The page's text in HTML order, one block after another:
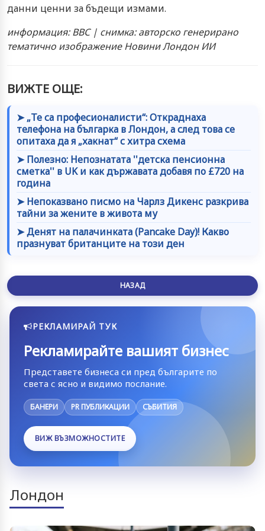
данни ценни за бъдещи измами.
информация: BBC | снимка: авторско генерирано
тематично изображение Новини Лондон ИИ
ВИЖТЕ ОЩЕ:
➤ „Те са професионалисти“: Откраднаха
телефона на българка в Лондон, а след това се
опитаха да я „хакнат“ с хитра схема
➤ Полезно: Непознатата ''детска пенсионна
сметка'' в UK и как държавата добавя по £720 на
година
➤ Непоказвано писмо на Чарлз Дикенс разкрива
тайни за жените в живота му
➤ Денят на палачинката (Pancake Day)! Какво
празнуват британците на този ден
НАЗАД
РЕКЛАМИРАЙ ТУК
Рекламирайте вашият бизнес
Представете бизнеса си пред българите по
света с ясно и видимо послание.
БАНЕРИ PR ПУБЛИКАЦИИ СЪБИТИЯ
ВИЖ ВЪЗМОЖНОСТИТЕ
Лондон